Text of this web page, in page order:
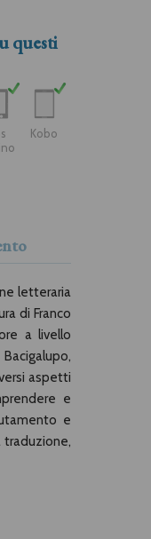
questi
Kobo
letteraria
di Franco
a livello
aspetti
e
e